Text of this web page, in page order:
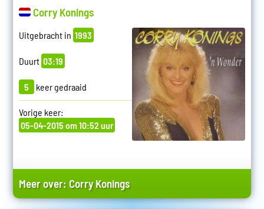
Corry Konings
Uitgebracht in 1993
Duurt 03:19
5 keer gedraaid
Vorige keer:
05-04-2015 om 10:52 uur
Meer over: Corry Konings